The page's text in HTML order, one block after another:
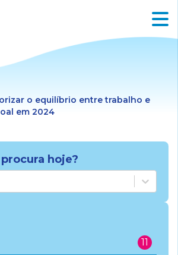
o equilíbrio entre trabalho e
em 2024
hoje?
11